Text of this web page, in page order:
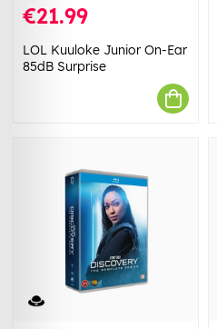
€21.99
LOL Kuuloke Junior On-Ear
85dB Surprise